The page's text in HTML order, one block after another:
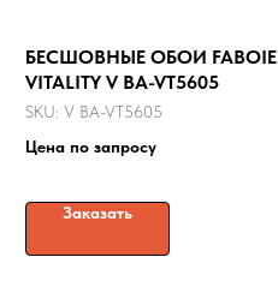
БЕСШОВНЫЕ ОБОИ FABOIE
VITALITY V BA-VT5605
SKU: V BA-VT5605
Цена по запросу
Заказать